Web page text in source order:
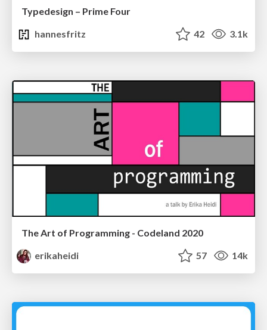
Typedesign – Prime Four
hannesfritz
42 3.1k
The Art of Programming - Codeland 2020
erikaheidi
57 14k